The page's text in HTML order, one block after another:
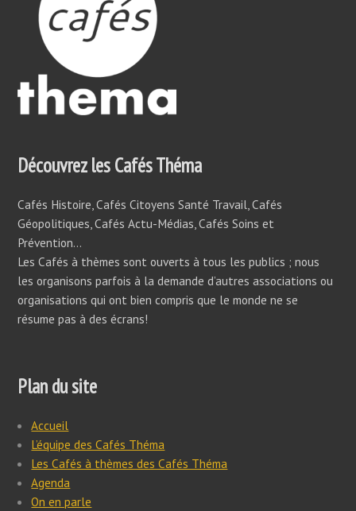
Découvrez les Cafés Théma
Cafés Histoire, Cafés Citoyens Santé Travail, Cafés
Géopolitiques, Cafés Actu-Médias, Cafés Soins et
Prévention…
Les Cafés à thèmes sont ouverts à tous les publics ; nous
les organisons parfois à la demande d’autres associations ou
organisations qui ont bien compris que le monde ne se
résume pas à des écrans!
Plan du site
Accueil
L’équipe des Cafés Théma
Les Cafés à thèmes des Cafés Théma
Agenda
On en parle